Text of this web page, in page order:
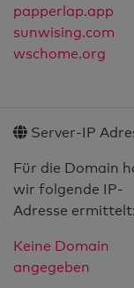
papperlap.app
sunwising.com
wschome.org
Server-IP
Für die Domain
wir folgende IP-
Adresse ermittelt:
Keine Domain
angegeben